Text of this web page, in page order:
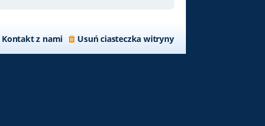
Usuń ciasteczka witryny
Kontakt z nami